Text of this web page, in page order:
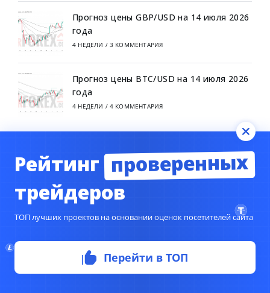
Прогноз цены GBP/USD на 14 июля 2026
года
4 НЕДЕЛИ / 3 КОММЕНТАРИЯ
Прогноз цены BTC/USD на 14 июля 2026
года
4 НЕДЕЛИ / 4 КОММЕНТАРИЯ
СВЕЖИЕ КОММЕНТАРИИ
Aleksander Korolevк записи
Stef Gordanк записиАрмат Нурмамбетов
Romka242к записиДавид Мовсесян
Рейтинг проверенных
трейдеров
ТОП лучших проектов на основании оценок посетителей сайта
Перейти в ТОП